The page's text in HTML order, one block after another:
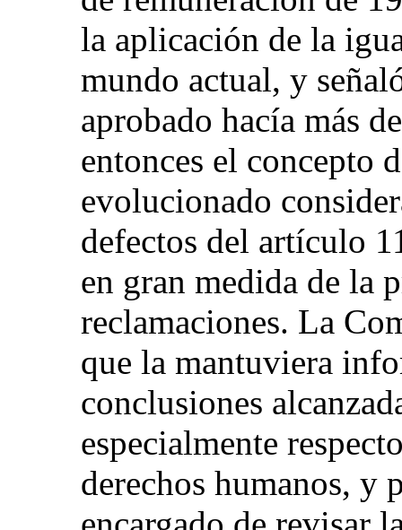
la aplicación de la
mundo actual, y
aprobado hacía más
entonces el concepto
evolucionado
defectos del artículo
en gran medida de la
reclamaciones. La
que la mantuviera
conclusiones
especialmente
derechos humanos, y